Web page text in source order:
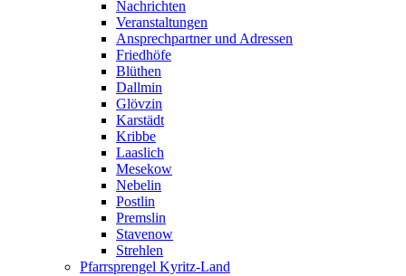
Nachrichten
Veranstaltungen
Ansprechpartner und Adressen
Friedhöfe
Blüthen
Dallmin
Glövzin
Karstädt
Kribbe
Laaslich
Mesekow
Nebelin
Postlin
Premslin
Stavenow
Strehlen
Pfarrsprengel Kyritz-Land